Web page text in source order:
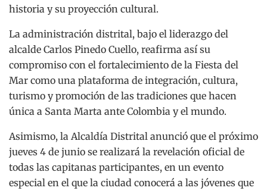
historia y su proyección cultural.
La administración distrital, bajo el liderazgo del
alcalde Carlos Pinedo Cuello, reafirma así su
compromiso con el fortalecimiento de la Fiesta del
Mar como una plataforma de integración, cultura,
turismo y promoción de las tradiciones que hacen
única a Santa Marta ante Colombia y el mundo.
Asimismo, la Alcaldía Distrital anunció que el próximo
jueves 4 de junio se realizará la revelación oficial de
todas las capitanas participantes, en un evento
especial en el que la ciudad conocerá a las jóvenes que